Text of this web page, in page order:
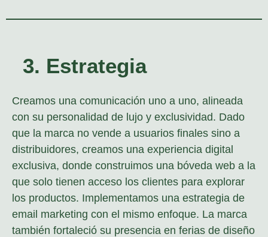
3. Estrategia
Creamos una comunicación uno a uno, alineada
con su personalidad de lujo y exclusividad. Dado
que la marca no vende a usuarios finales sino a
distribuidores, creamos una experiencia digital
exclusiva, donde construimos una bóveda web a la
que solo tienen acceso los clientes para explorar
los productos. Implementamos una estrategia de
email marketing con el mismo enfoque. La marca
también fortaleció su presencia en ferias de diseño